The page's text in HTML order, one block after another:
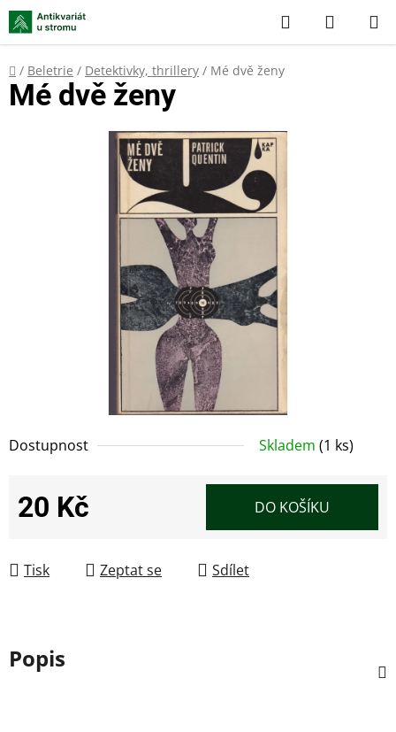
Přejít
na
obsah
Hledat
KOŠÍK
Domů
/ Beletrie / Detektivky, thrillery / Mé dvě ženy
Dostupnost Skladem (1 ks)
20 Kč DO KOŠÍKU
Tisk Zeptat se Sdílet
Mé dvě ženy
Popis